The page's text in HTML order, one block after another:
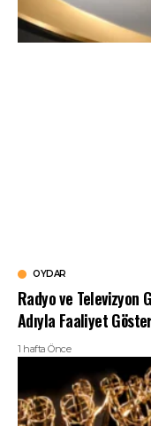
OYDAR
Radyo ve Televizyon
Adıyla Faaliyet
1 hafta Önce